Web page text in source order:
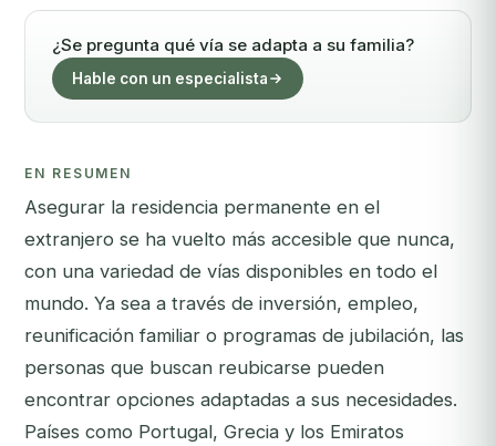
¿Se pregunta qué vía se adapta a su familia?
Hable con un especialista
EN RESUMEN
Asegurar la residencia permanente en el
extranjero se ha vuelto más accesible que nunca,
con una variedad de vías disponibles en todo el
mundo. Ya sea a través de inversión, empleo,
reunificación familiar o programas de jubilación, las
personas que buscan reubicarse pueden
encontrar opciones adaptadas a sus necesidades.
Países como Portugal, Grecia y los Emiratos